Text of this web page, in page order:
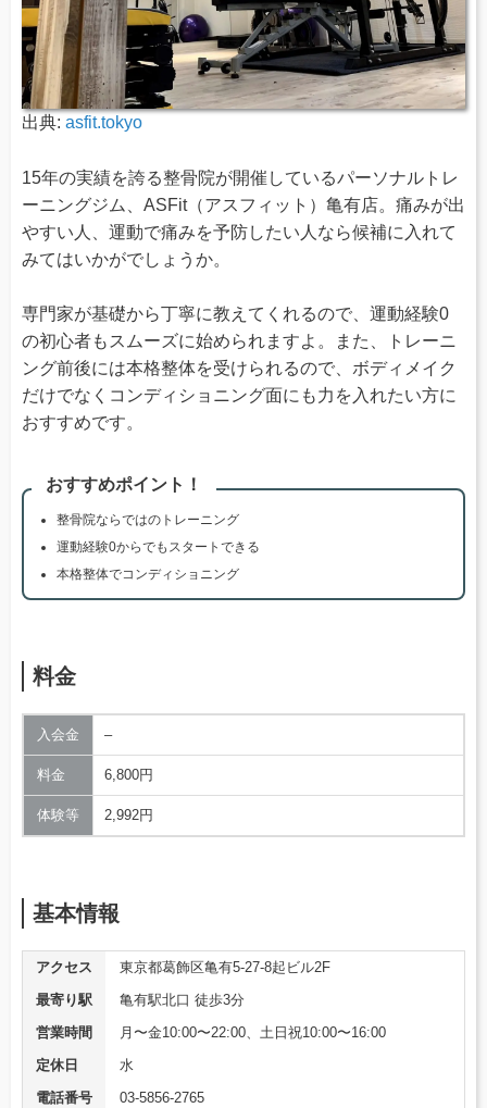
出典: asfit.tokyo
15年の実績を誇る整骨院が開催しているパーソナルトレ
ーニングジム、ASFit（アスフィット）亀有店。痛みが出
やすい人、運動で痛みを予防したい人なら候補に入れて
みてはいかがでしょうか。
専門家が基礎から丁寧に教えてくれるので、運動経験0
の初心者もスムーズに始められますよ。また、トレーニ
ング前後には本格整体を受けられるので、ボディメイク
だけでなくコンディショニング面にも力を入れたい方に
おすすめです。
おすすめポイント！
整骨院ならではのトレーニング
運動経験0からでもスタートできる
本格整体でコンディショニング
料金
入会金 –
料金 6,800円
体験等 2,992円
基本情報
アクセス
東京都葛飾区亀有5-27-8起ビル2F
最寄り駅
亀有駅北口 徒歩3分
営業時間
月〜金10:00〜22:00、土日祝10:00〜16:00
定休日
水
電話番号
03-5856-2765